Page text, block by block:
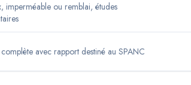
imperméable ou remblai, études
avec rapport destiné au SPANC